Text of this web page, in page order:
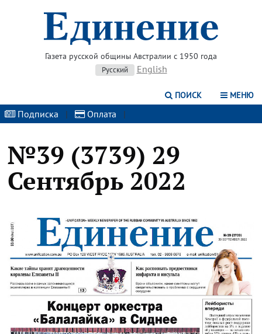
Газета русской общины Австралии с 1950 года
Русский English
ПОИСК МЕНЮ
Подписка | Оплата |
№39 (3739) 29
Сентябрь 2022